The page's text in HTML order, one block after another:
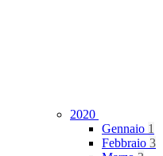
2020
Gennaio 1
Febbraio 3